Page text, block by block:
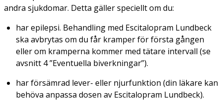
andra sjukdomar. Detta gäller speciellt om du:
har epilepsi. Behandling med Escitalopram Lundbeck
ska avbrytas om du får kramper för första gången
eller om kramperna kommer med tätare intervall (se
avsnitt 4 ”Eventuella biverkningar”).
har försämrad lever- eller njurfunktion (din läkare kan
behöva anpassa dosen av Escitalopram Lundbeck).